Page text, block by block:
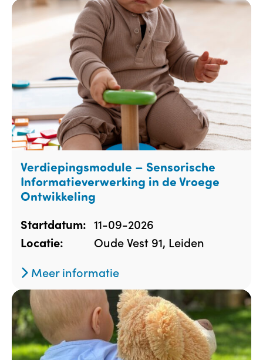
Verdiepingsmodule – Sensorische
Informatieverwerking in de Vroege
Ontwikkeling
Startdatum: 11-09-2026
Locatie:
Oude Vest 91, Leiden
Meer informatie